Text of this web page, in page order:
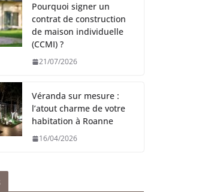
Pourquoi signer un
contrat de construction
de maison individuelle
(CCMI) ?
21/07/2026
Véranda sur mesure :
l’atout charme de votre
habitation à Roanne
16/04/2026